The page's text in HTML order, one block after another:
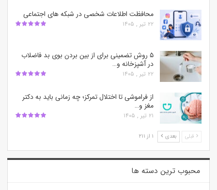
محافظت اطلاعات شخصی در شبکه‌ های اجتماعی
۲۲ تیر , ۱۴۰۵
۵ روش تضمینی برای از بین بردن بوی بد فاضلاب
در آشپزخانه و…
۲۲ تیر , ۱۴۰۵
از فراموشی تا اختلال تمرکز؛ چه زمانی باید به دکتر
مغز و…
۲۱ تیر , ۱۴۰۵
قبلی بعدی ۱ از ۲۱۱
محبوب ترین‌ دسته ها